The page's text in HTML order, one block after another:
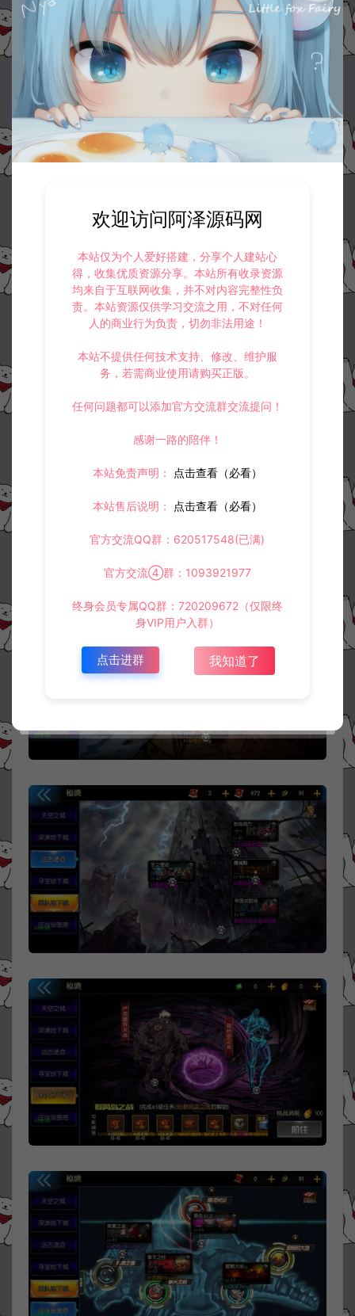
欢迎访问阿泽源码网
本站仅为个人爱好搭建，分享个人建站心
得，收集优质资源分享。本站所有收录资源
均来自于互联网收集，并不对内容完整性负
责。本站资源仅供学习交流之用，不对任何
人的商业行为负责，切勿非法用途！
本站不提供任何技术支持、修改、维护服
务，若需商业使用请购买正版。
任何问题都可以添加官方交流群交流提问！
感谢一路的陪伴！
本站免责声明： 点击查看（必看）
本站售后说明： 点击查看（必看）
官方交流QQ群：620517548(已满)
官方交流④群：1093921977
终身会员专属QQ群：720209672（仅限终
身VIP用户入群）
点击进群 我知道了